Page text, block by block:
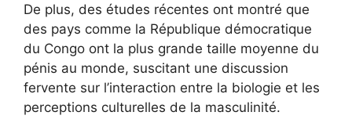
De plus, des études récentes ont montré que
des pays comme la République démocratique
du Congo ont la plus grande taille moyenne du
pénis au monde, suscitant une discussion
fervente sur l’interaction entre la biologie et les
perceptions culturelles de la masculinité.